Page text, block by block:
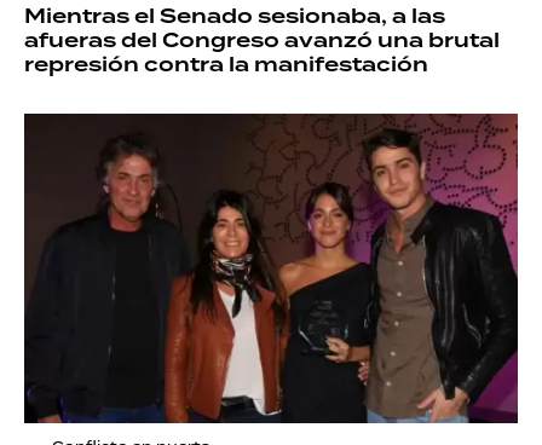
Mientras el Senado sesionaba, a las
afueras del Congreso avanzó una brutal
represión contra la manifestación